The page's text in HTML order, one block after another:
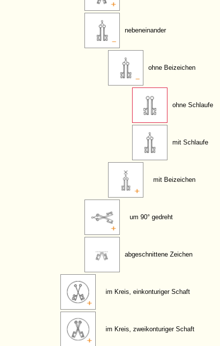
nebeneinander
ohne Beizeichen
ohne Schlaufe
mit Schlaufe
mit Beizeichen
um 90° gedreht
abgeschnittene Zeichen
im Kreis, einkonturiger Schaft
im Kreis, zweikonturiger Schaft